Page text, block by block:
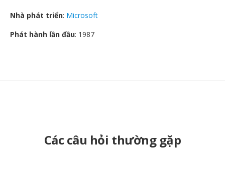
Nhà phát triển: Microsoft
Phát hành lần đầu: 1987
Các câu hỏi thường gặp